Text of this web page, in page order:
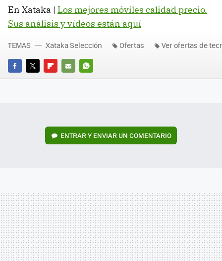
En Xataka | Los mejores móviles calidad precio.
Sus análisis y vídeos están aquí
FACEBOOK
TWITTERFLIPBOARD
E-
WHATSAPP
TEMAS Xataka Selección Ofertas Ver ofertas de
ENTRAR Y ENVIAR UN COMENTARIO